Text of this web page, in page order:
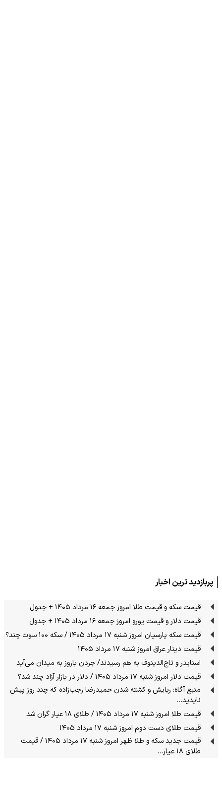
پربازدید ترین اخبار
قیمت سکه و قیمت طلا امروز جمعه ۱۶ مرداد ۱۴۰۵ + جدول
قیمت دلار و قیمت یورو امروز جمعه ۱۶ مرداد ۱۴۰۵ + جدول
قیمت سکه پارسیان امروز شنبه ۱۷ مرداد ۱۴۰۵ / سکه ۱۰۰ سوت چند؟
قیمت دینار عراق امروز شنبه ۱۷ مرداد ۱۴۰۵
اسنایدر و تاج‌الدینوف به هم رسیدند/ جردن باروز به میدان می‌آید
قیمت دلار امروز شنبه ۱۷ مرداد ۱۴۰۵ / دلار در بازار آزاد چند شد؟
منبع آگاه: ربایش و کشته شدن حمیدرضا رجب‌زاده که چند روز پیش
ناپدید…
قیمت طلا امروز شنبه ۱۷ مرداد ۱۴۰۵ / طلای ۱۸ عیار گران شد
قیمت طلای دست دوم امروز شنبه ۱۷ مرداد ۱۴۰۵
قیمت جدید سکه و طلا ظهر امروز شنبه ۱۷ مرداد ۱۴۰۵ / قیمت
طلای ۱۸ عیار…